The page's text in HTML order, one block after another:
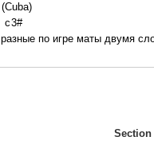
c3#
по игре маты двумя
Section